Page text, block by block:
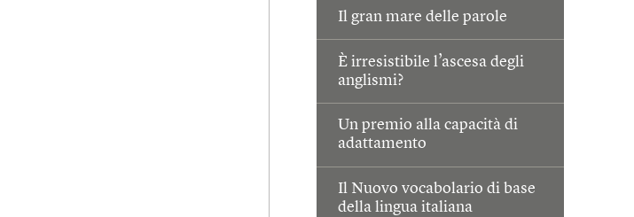
Il gran mare delle parole
È irresistibile l’ascesa degli
anglismi?
Un premio alla capacità di
adattamento
Il Nuovo vocabolario di base
della lingua italiana